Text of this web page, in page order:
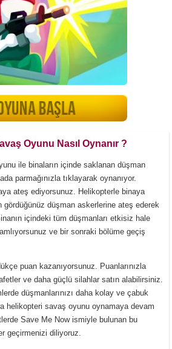
Oyunu Nasıl Oynanır ?
ile binaların içinde saklanan düşman
parmağınızla tıklayarak oynanıyor.
ateş ediyorsunuz. Helikopterle binaya
gördüğünüz düşman askerlerine ateş ederek
içindeki tüm düşmanları etkisiz hale
ve bir sonraki bölüme geçiş
puan kazanıyorsunuz. Puanlarınızla
ve daha güçlü silahlar satın alabilirsiniz.
düşmanlarınızı daha kolay ve çabuk
helikopteri savaş oyunu oynamaya devam
Save Me Now ismiyle bulunan bu
geçirmenizi diliyoruz.